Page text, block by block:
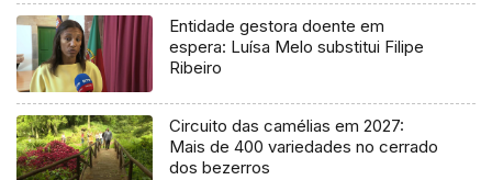
Entidade gestora doente em
espera: Luísa Melo substitui Filipe
Ribeiro
Circuito das camélias em 2027:
Mais de 400 variedades no cerrado
dos bezerros